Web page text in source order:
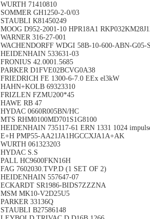
WURTH 71410810
SOMMER GH1250-2-0/03
STAUBLI K81450249
MOOG D952-2001-10 HPR18A1
WARNER 316-27-001
WACHENDORFF WDGI 58B-10-600-ABN-G05-
HEIDENHAIN 533631-03
FRONIUS 42.0001.5685
PARKER D1FVE02BCVG0A38
FRIEDRICH FE 1300-6-7.0 EEx el3kW
HAHN+KOLB 69323310
FRIZLEN FZMU200*45
HAWE RB 47
HYDAC 0660R005BN/HC
MTS RHM0100MD701S1G8100
HEIDENHAIN 735117-61 ERN 1331 1024
E+H PMP55-AA21JA1HGCCXJA1A+AK
WURTH 061323203
HYDAC S.S
PALL HC9600FKN16H
FAG 7602030.TVP.D (1 SET OF 2)
HEIDENHAIN 557647-07
ECKARDT SR1986-BIDS7ZZZNA
MSM MK10-V2D25U5
PARKER 33136Q
STAUBLI B27586148